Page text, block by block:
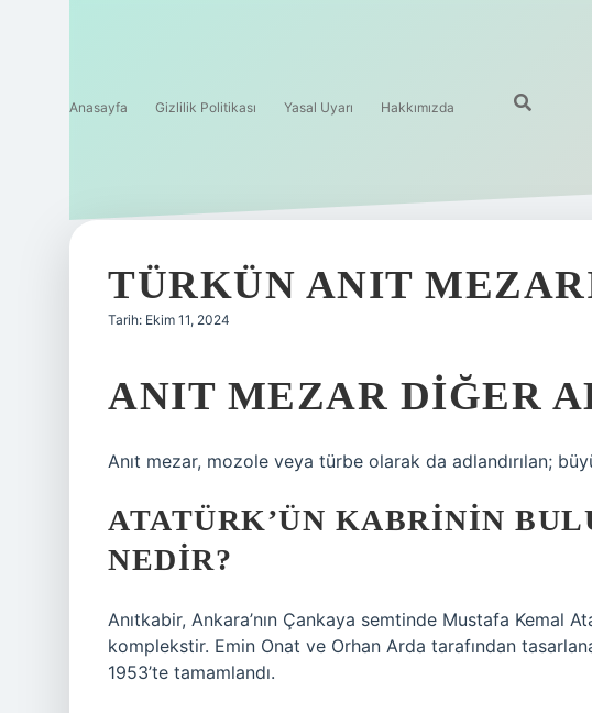
Anasayfa Gizlilik Politikası Yasal Uyarı Hakkımızda
TÜRKÜN ANIT
Tarih: Ekim 11, 2024
ANIT MEZAR DIĞER
Anıt mezar, mozole veya türbe olarak da adlandırılan;
ATATÜRK’ÜN KABRININ
NEDIR?
Anıtkabir, Ankara’nın Çankaya semtinde Mustafa Kemal
komplekstir. Emin Onat ve Orhan Arda tarafından
1953’te tamamlandı.